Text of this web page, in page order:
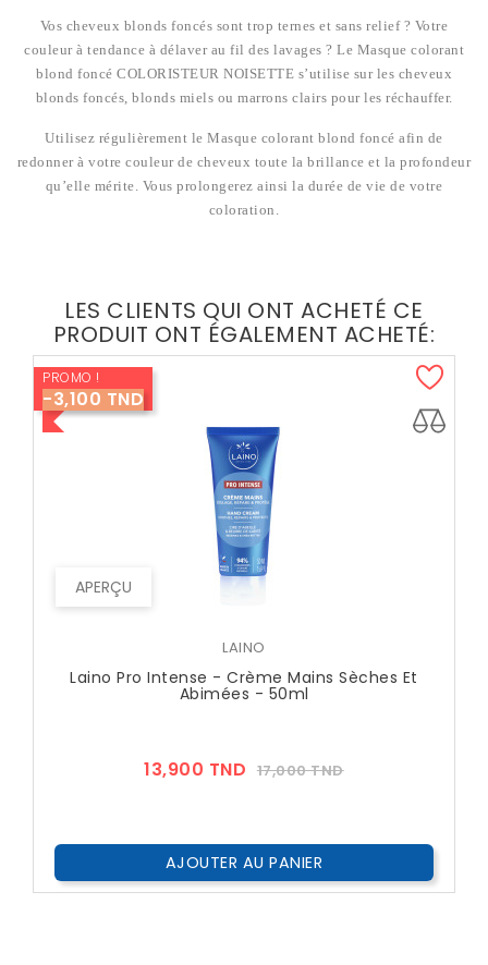
Vos cheveux blonds foncés sont trop ternes et sans relief ? Votre
couleur à tendance à délaver au fil des lavages ? Le Masque colorant
blond foncé COLORISTEUR NOISETTE s’utilise sur les cheveux
blonds foncés, blonds miels ou marrons clairs pour les réchauffer.
Utilisez régulièrement le Masque colorant blond foncé afin de
redonner à votre couleur de cheveux toute la brillance et la profondeur
qu’elle mérite. Vous prolongerez ainsi la durée de vie de votre
coloration.
LES CLIENTS QUI ONT ACHETÉ CE
PRODUIT ONT ÉGALEMENT ACHETÉ:
APERÇU
PROMO !
-3,100 TND
LAINO
Laino Pro Intense - Crème Mains Sèches Et
Abimées - 50ml
13,900 TND Prix
17,000 TNDPrix
AJOUTER AU PANIER